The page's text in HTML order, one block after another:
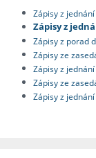
Zápisy z
Zápisy z
Zápisy z porad
Zápisy ze
Zápisy z
Zápisy ze
Zápisy z